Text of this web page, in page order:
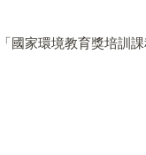
體、民營事業、學校、社區及個人踴躍